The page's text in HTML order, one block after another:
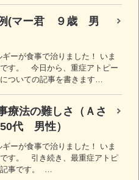
例(マー君 ９歳 男
ーが食事で治りました！ いま
す。 今日から、重症アトピー
ついての記事を書きます…
療法の難しさ（Ａさ
代 男性）
ーが食事で治りました！ いま
す。 引き続き、最重症アトピ
事です。 …